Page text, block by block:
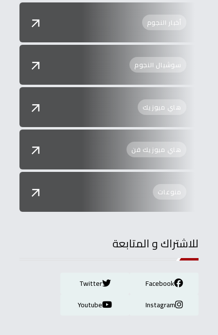
أخبار النجوم
سوشيال النجوم
هاي ميوزيك
هاي ميوزيك فن
منوعات
للاشتراك و المتابعة
Facebook
Twitter
Instagram
Youtube